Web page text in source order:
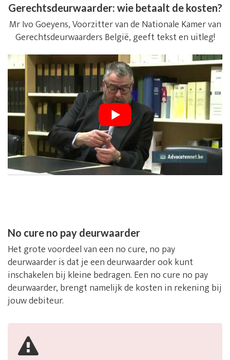
Gerechtsdeurwaarder: wie betaalt de kosten?
Mr Ivo Goeyens, Voorzitter van de Nationale Kamer van
Gerechtsdeurwaarders België, geeft tekst en uitleg!
No cure no pay deurwaarder
Het grote voordeel van een no cure, no pay
deurwaarder is dat je een deurwaarder ook kunt
inschakelen bij kleine bedragen. Een no cure no pay
deurwaarder, brengt namelijk de kosten in rekening bij
jouw debiteur.